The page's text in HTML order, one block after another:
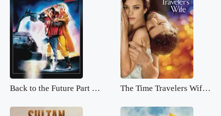
Back to the Future Part 2.mp4 The Time Travelers Wife.mp4